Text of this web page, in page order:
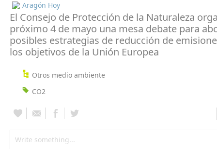
Aragón Hoy
El Consejo de Protección de la Naturaleza
próximo 4 de mayo una mesa debate para
posibles estrategias de reducción de
los objetivos de la Unión Europea
Otros medio ambiente
CO2